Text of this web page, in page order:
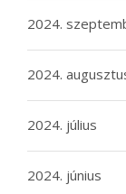
2024.
2024.
2024. július
2024. június